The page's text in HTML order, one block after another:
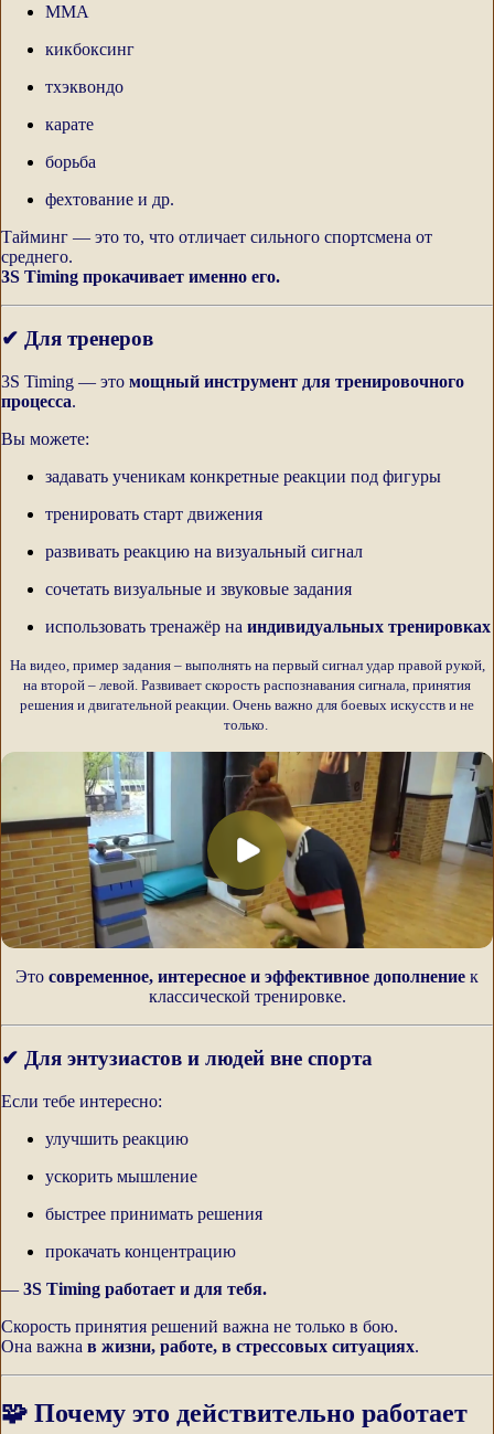
ММА
кикбоксинг
тхэквондо
карате
борьба
фехтование и др.
Тайминг — это то, что отличает сильного спортсмена от
среднего.
3S Timing прокачивает именно его.
✔ Для тренеров
3S Timing — это мощный инструмент для тренировочного
процесса.
Вы можете:
задавать ученикам конкретные реакции под фигуры
тренировать старт движения
развивать реакцию на визуальный сигнал
сочетать визуальные и звуковые задания
использовать тренажёр на индивидуальных тренировках
На видео, пример задания – выполнять на первый сигнал удар правой рукой,
на второй – левой. Развивает скорость распознавания сигнала, принятия
решения и двигательной реакции. Очень важно для боевых искусств и не
только.
Это современное, интересное и эффективное дополнение к
классической тренировке.
✔ Для энтузиастов и людей вне спорта
Если тебе интересно:
улучшить реакцию
ускорить мышление
быстрее принимать решения
прокачать концентрацию
— 3S Timing работает и для тебя.
Скорость принятия решений важна не только в бою.
Она важна в жизни, работе, в стрессовых ситуациях.
🧩 Почему это действительно работает